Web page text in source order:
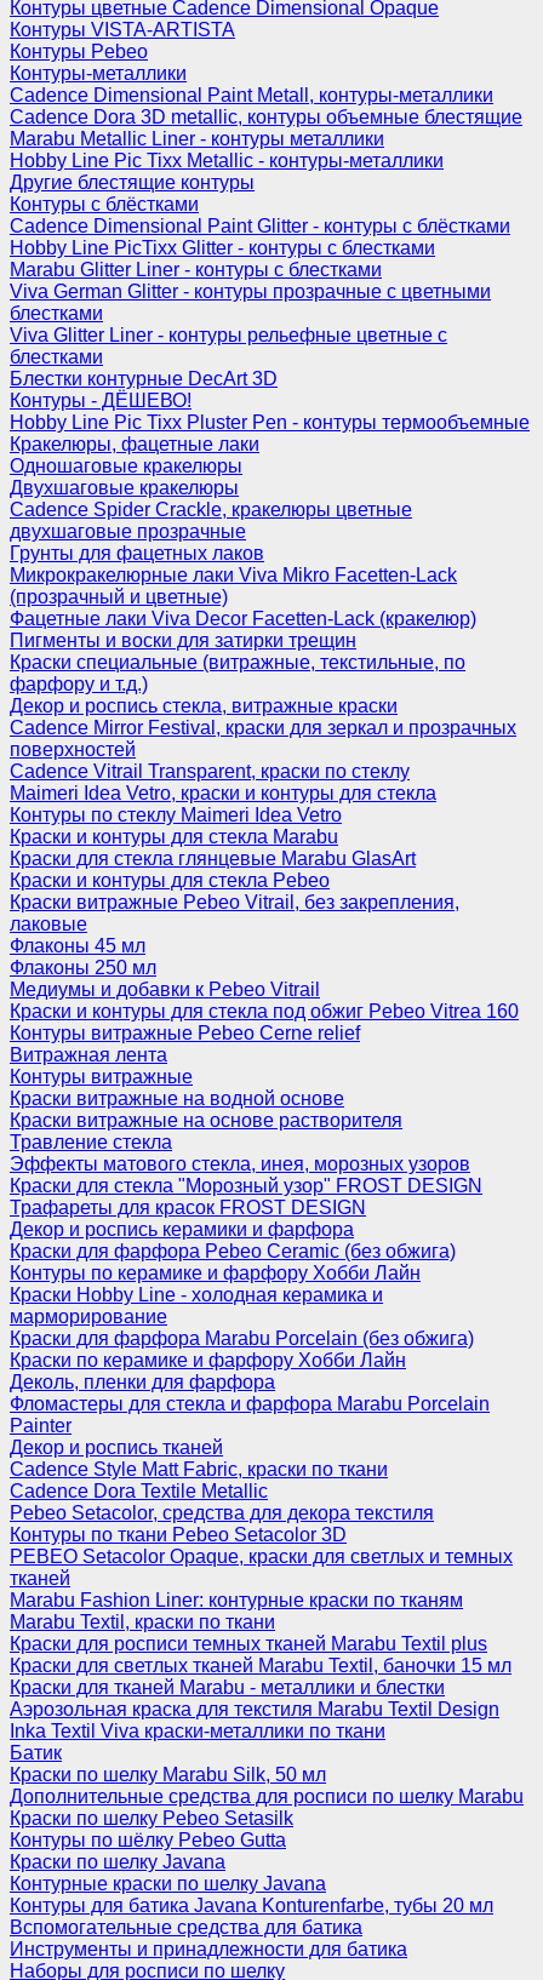
Контуры цветные Cadence Dimensional Opaque
Контуры VISTA-ARTISTA
Контуры Pebeo
Контуры-металлики
Cadence Dimensional Paint Metall, контуры-металлики
Cadence Dora 3D metallic, контуры объемные блестящие
Marabu Metallic Liner - контуры металлики
Hobby Line Pic Tixx Metallic - контуры-металлики
Другие блестящие контуры
Контуры с блёстками
Cadence Dimensional Paint Glitter - контуры с блёстками
Hobby Line PicTixx Glitter - контуры с блестками
Marabu Glitter Liner - контуры с блестками
Viva German Glitter - контуры прозрачные с цветными
блестками
Viva Glitter Liner - контуры рельефные цветные с
блестками
Блестки контурные DecArt 3D
Контуры - ДЁШЕВО!
Hobby Line Pic Tixx Pluster Pen - контуры термообъемные
Кракелюры, фацетные лаки
Одношаговые кракелюры
Двухшаговые кракелюры
Cadence Spider Crackle, кракелюры цветные
двухшаговые прозрачные
Грунты для фацетных лаков
Микрокракелюрные лаки Viva Mikro Facetten-Lack
(прозрачный и цветные)
Фацетные лаки Viva Decor Facetten-Lack (кракелюр)
Пигменты и воски для затирки трещин
Краски специальные (витражные, текстильные, по
фарфору и т.д.)
Декор и роспись стекла, витражные краски
Cadence Mirror Festival, краски для зеркал и прозрачных
поверхностей
Cadence Vitrail Transparent, краски по стеклу
Maimeri Idea Vetro, краски и контуры для стекла
Контуры по стеклу Maimeri Idea Vetro
Краски и контуры для стекла Marabu
Краски для стекла глянцевые Marabu GlasArt
Краски и контуры для стекла Pebeo
Краски витражные Pebeo Vitrail, без закрепления,
лаковые
Флаконы 45 мл
Флаконы 250 мл
Медиумы и добавки к Pebeo Vitrail
Краски и контуры для стекла под обжиг Pebeo Vitrea 160
Контуры витражные Pebeo Cerne relief
Витражная лента
Контуры витражные
Краски витражные на водной основе
Краски витражные на основе растворителя
Травление стекла
Эффекты матового стекла, инея, морозных узоров
Краски для стекла "Морозный узор" FROST DESIGN
Трафареты для красок FROST DESIGN
Декор и роспись керамики и фарфора
Краски для фарфора Pebeo Ceramic (без обжига)
Контуры по керамике и фарфору Хобби Лайн
Краски Hobby Line - холодная керамика и
марморирование
Краски для фарфора Marabu Porcelain (без обжига)
Краски по керамике и фарфору Хобби Лайн
Деколь, пленки для фарфора
Фломастеры для стекла и фарфора Marabu Porcelain
Painter
Декор и роспись тканей
Cadence Style Matt Fabric, краски по ткани
Cadence Dora Textile Metallic
Pebeo Setacolor, средства для декора текстиля
Контуры по ткани Pebeo Setacolor 3D
PEBEO Setacolor Opaque, краски для светлых и темных
тканей
Marabu Fashion Liner: контурные краски по тканям
Marabu Textil, краски по ткани
Краски для росписи темных тканей Marabu Textil plus
Краски для светлых тканей Marabu Textil, баночки 15 мл
Краски для тканей Marabu - металлики и блестки
Аэрозольная краска для текстиля Marabu Textil Design
Inka Textil Viva краски-металлики по ткани
Батик
Краски по шелку Marabu Silk, 50 мл
Дополнительные средства для росписи по шелку Marabu
Краски по шелку Pebeo Setasilk
Контуры по шёлку Pebeo Gutta
Краски по шелку Javana
Контурные краски по шелку Javana
Контуры для батика Javana Konturenfarbe, тубы 20 мл
Вспомогательные средства для батика
Инструменты и принадлежности для батика
Наборы для росписи по шелку